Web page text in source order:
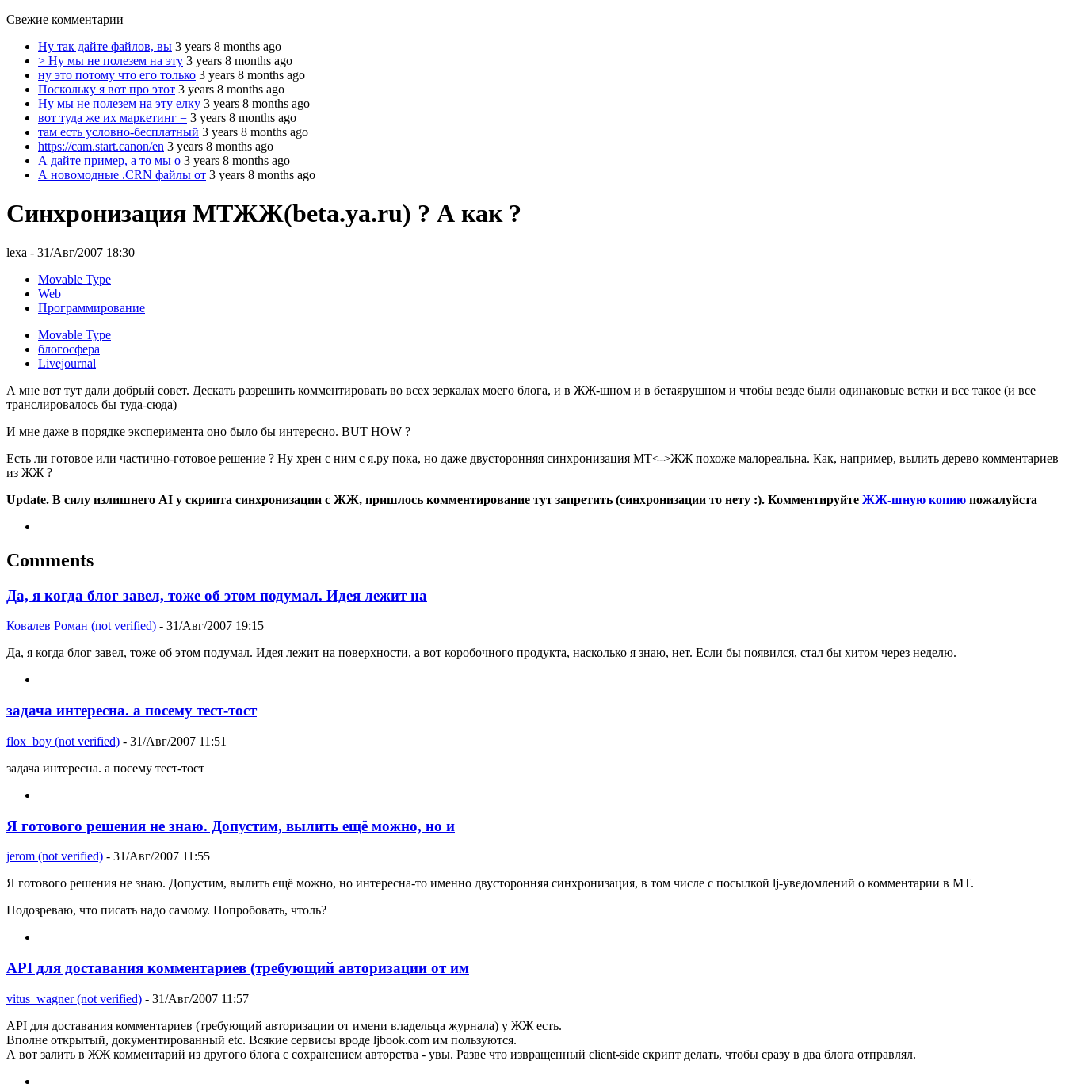
Свежие комментарии
Ну так дайте файлов, вы 3 years 8 months ago
> Ну мы не полезем на эту 3 years 8 months ago
ну это потому что его только 3 years 8 months ago
Поскольку я вот про этот 3 years 8 months ago
Ну мы не полезем на эту елку 3 years 8 months ago
вот туда же их маркетинг = 3 years 8 months ago
там есть условно-бесплатный 3 years 8 months ago
https://cam.start.canon/en 3 years 8 months ago
А дайте пример, а то мы о 3 years 8 months ago
А новомодные .CRN файлы от 3 years 8 months ago
Синхронизация MTЖЖ(beta.ya.ru) ? А как ?
lexa - 31/Авг/2007 18:30
Movable Type
Web
Программирование
Movable Type
блогосфера
Livejournal
А мне вот тут дали добрый совет. Дескать разрешить комментировать во всех зеркалах моего блога, и в ЖЖ-шном и в бетаярушном и чтобы везде были одинаковые ветки и все такое (и все
транслировалось бы туда-сюда)
И мне даже в порядке эксперимента оно было бы интересно. BUT HOW ?
Есть ли готовое или частично-готовое решение ? Ну хрен с ним с я.ру пока, но даже двусторонняя синхронизация MT<->ЖЖ похоже малореальна. Как, например, вылить дерево комментариев
из ЖЖ ?
Update. В силу излишнего AI у скрипта синхронизации с ЖЖ, пришлось комментирование тут запретить (синхронизации то нету :). Комментируйте ЖЖ-шную копию пожалуйста
Comments
Да, я когда блог завел, тоже об этом подумал. Идея лежит на
Ковалев Роман (not verified) - 31/Авг/2007 19:15
Да, я когда блог завел, тоже об этом подумал. Идея лежит на поверхности, а вот коробочного продукта, насколько я знаю, нет. Если бы появился, стал бы хитом через неделю.
задача интересна. а посему тест-тост
flox_boy (not verified) - 31/Авг/2007 11:51
задача интересна. а посему тест-тост
Я готового решения не знаю. Допустим, вылить ещё можно, но и
jerom (not verified) - 31/Авг/2007 11:55
Я готового решения не знаю. Допустим, вылить ещё можно, но интересна-то именно двусторонняя синхронизация, в том числе с посылкой lj-уведомлений о комментарии в MT.
Подозреваю, что писать надо самому. Попробовать, чтоль?
API для доставания комментариев (требующий авторизации от им
vitus_wagner (not verified) - 31/Авг/2007 11:57
API для доставания комментариев (требующий авторизации от имени владельца журнала) у ЖЖ есть.
Вполне открытый, документированный etc. Всякие сервисы вроде ljbook.com им пользуются.
А вот залить в ЖЖ комментарий из другого блога с сохранением авторства - увы. Разве что извращенный client-side скрипт делать, чтобы сразу в два блога отправлял.